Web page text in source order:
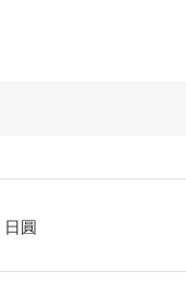
日圓